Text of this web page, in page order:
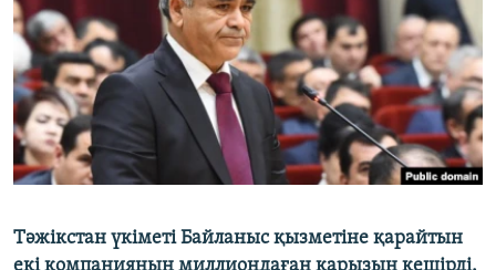
Тәжікстан үкіметі Байланыс қызметіне қарайтын